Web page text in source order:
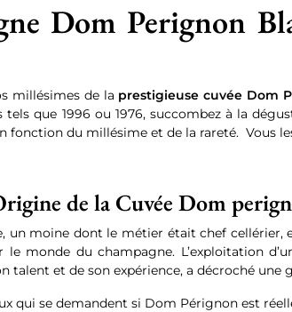
Dom Perignon
millésimes de la prestigieuse cuvée Dom
tels que 1996 ou 1976, succombez à la
fonction du millésime et de la rareté. Vous
de la Cuvée Dom
un moine dont le métier était chef
le monde du champagne. L’exploitation
talent et de son expérience, a décroché
qui se demandent si Dom Pérignon est